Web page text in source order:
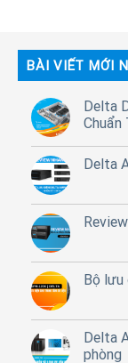
BÀI VIẾT MỚI
Delta
Chuẩn
Delta
Bộ lưu
Delta
phòng